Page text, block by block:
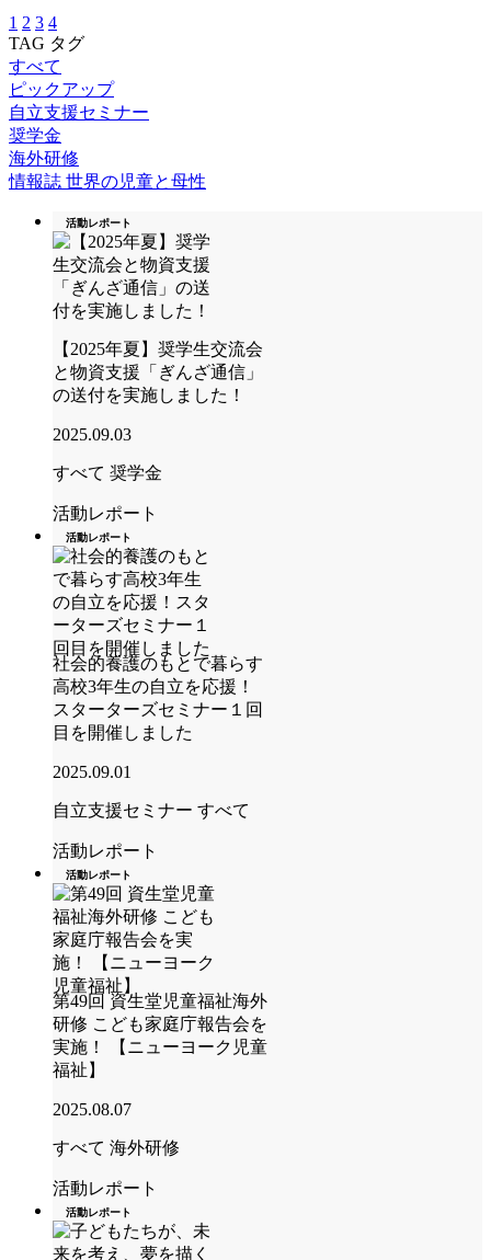
1 2 3 4
TAG タグ
すべて
ピックアップ
自立支援セミナー
奨学金
海外研修
情報誌 世界の児童と母性
活動レポート
【2025年夏】奨学生交流会
と物資支援「ぎんざ通信」
の送付を実施しました！
2025.09.03
すべて 奨学金
活動レポート
活動レポート
社会的養護のもとで暮らす
高校3年生の自立を応援！
スターターズセミナー１回
目を開催しました
2025.09.01
自立支援セミナー すべて
活動レポート
活動レポート
第49回 資生堂児童福祉海外
研修 こども家庭庁報告会を
実施！ 【ニューヨーク児童
福祉】
2025.08.07
すべて 海外研修
活動レポート
活動レポート